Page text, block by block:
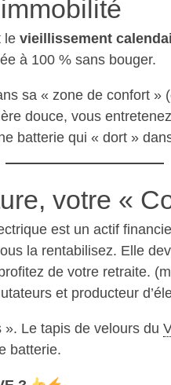
le vieillissement
à 100 % sans bouger.
sa « zone de confort »
douce, vous
batterie qui « dort »
votre «
est un actif
la rentabilisez. Elle
de votre retraite.
et producteur
Le tapis de velours du
batterie.